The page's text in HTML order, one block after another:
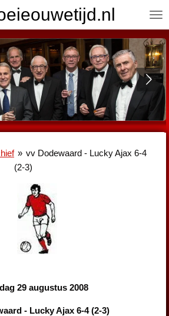
» vv Dodewaard - Lucky Ajax 6-4
(2-3)
29 augustus 2008
- Lucky Ajax 6-4 (2-3)